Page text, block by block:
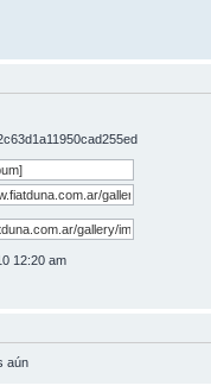
12:20 am
aún